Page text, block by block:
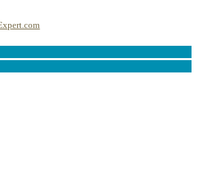
GmbH &Co.KG